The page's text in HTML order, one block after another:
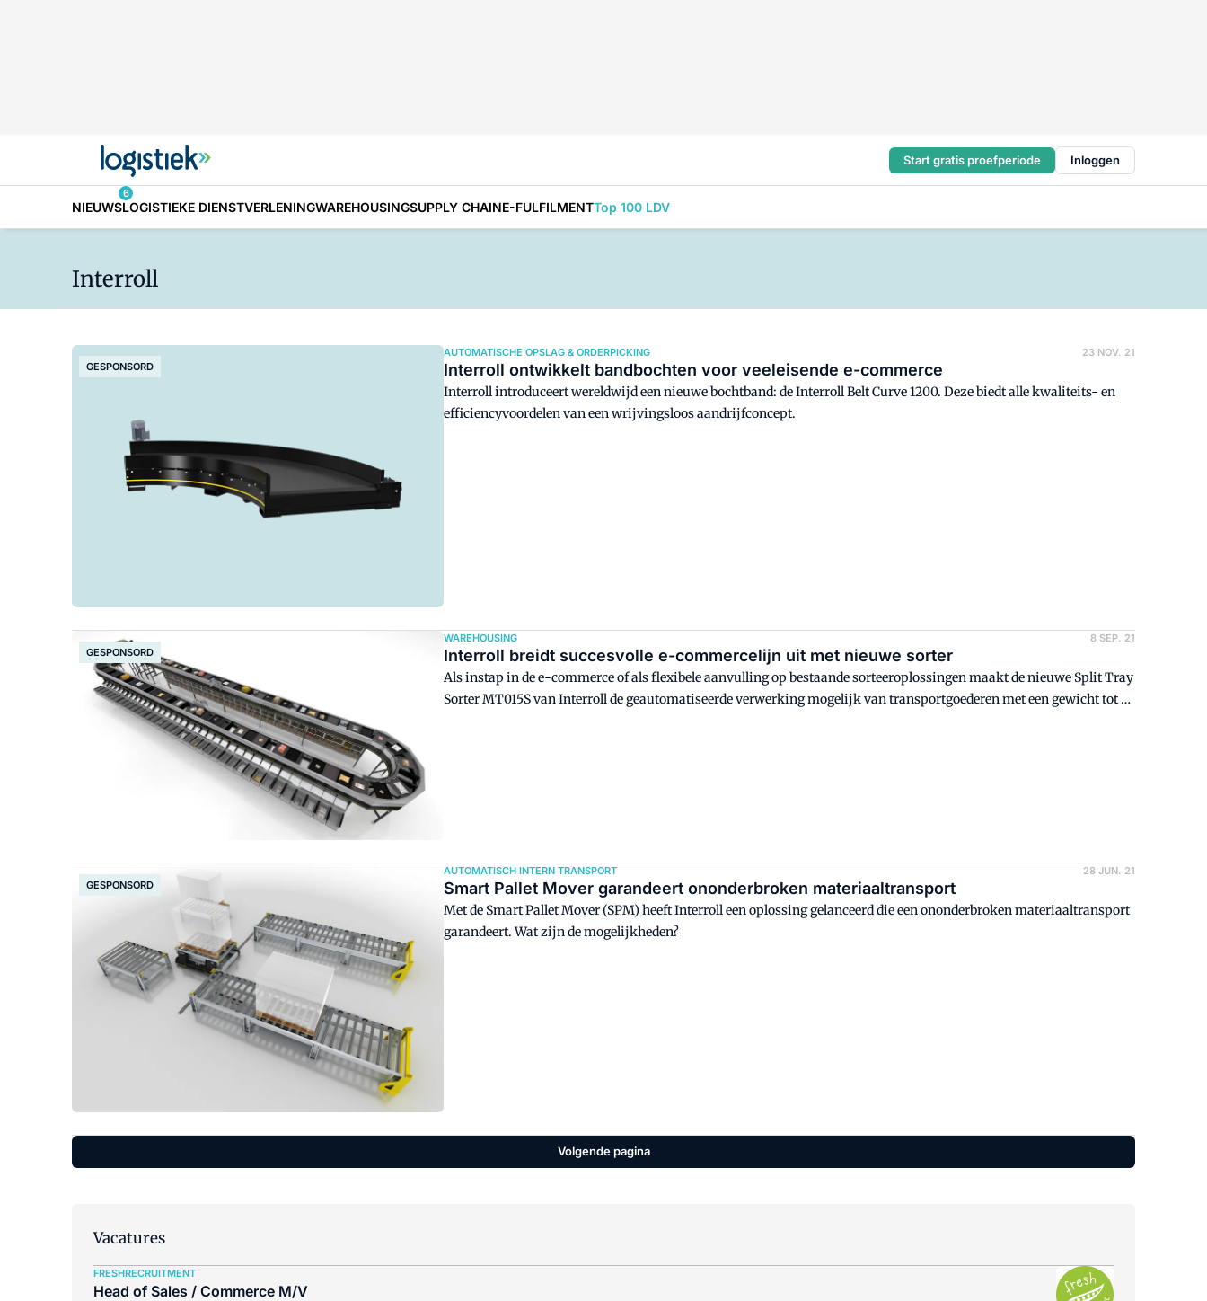
Start gratis proefperiode Inloggen
NIEUWS
6
LOGISTIEKE DIENSTVERLENINGWAREHOUSINGSUPPLY CHAINE-FULFILMENTTop 100 LDV
Interroll
GESPONSORD
AUTOMATISCHE OPSLAG & ORDERPICKING 23 NOV. 21
Interroll ontwikkelt bandbochten voor veeleisende e-commerce
Interroll introduceert wereldwijd een nieuwe bochtband: de Interroll Belt Curve 1200. Deze biedt alle kwaliteits- en
efficiencyvoordelen van een wrijvingsloos aandrijfconcept.
GESPONSORD
WAREHOUSING 8 SEP. 21
Interroll breidt succesvolle e-commercelijn uit met nieuwe sorter
Als instap in de e-commerce of als flexibele aanvulling op bestaande sorteeroplossingen maakt de nieuwe Split Tray
Sorter MT015S van Interroll de geautomatiseerde verwerking mogelijk van transportgoederen met een gewicht tot 12
GESPONSORD
AUTOMATISCH INTERN TRANSPORT 28 JUN. 21
Smart Pallet Mover garandeert ononderbroken materiaaltransport
Met de Smart Pallet Mover (SPM) heeft Interroll een oplossing gelanceerd die een ononderbroken materiaaltransport
garandeert. Wat zijn de mogelijkheden?
Volgende pagina
Vacatures
FRESHRECRUITMENT
Head of Sales / Commerce M/V